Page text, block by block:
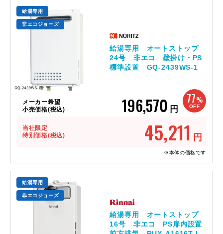
給湯専用
非エコジョーズ
給湯専用 オートストップ
24号 非エコ 壁掛け・PS
標準設置 GQ-2439WS-1
77%
OFF
メーカー希望
小売価格(税込)
196,570 円
当社限定
特別価格(税込)
45,211 円
※本体の価格です
給湯専用
非エコジョーズ
給湯専用 オートストップ
16号 非エコ PS扉内設置